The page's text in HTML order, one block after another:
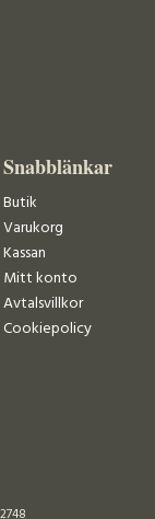
Snabblänkar
Butik
Varukorg
Kassan
Mitt konto
Avtalsvillkor
Cookiepolicy